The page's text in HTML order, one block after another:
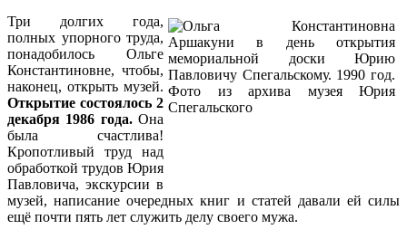
Три долгих года,
полных упорного труда,
понадобилось Ольге
Константиновне, чтобы,
наконец, открыть музей.
Открытие состоялось 2
декабря 1986 года. Она
была счастлива!
Кропотливый труд над
обработкой трудов Юрия
Павловича, экскурсии в
музей, написание очередных книг и статей давали ей силы
ещё почти пять лет служить делу своего мужа.